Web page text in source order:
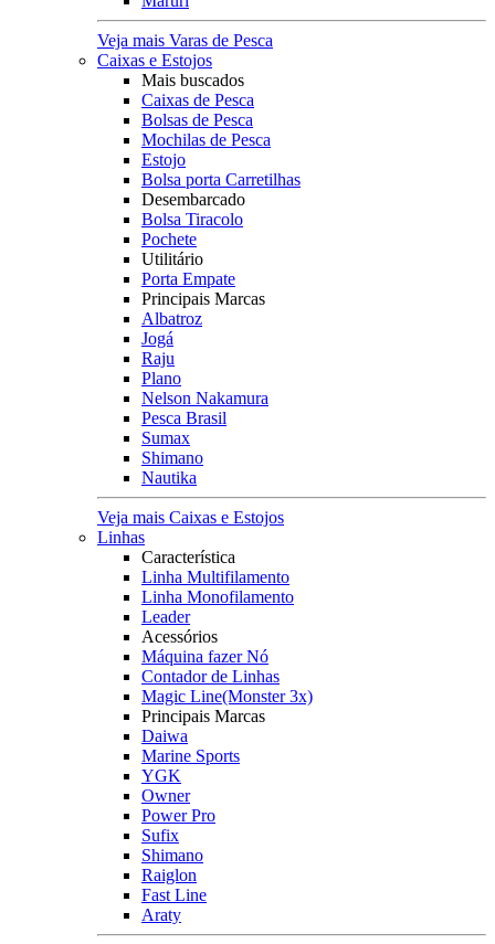
Veja mais Varas de Pesca
Caixas e Estojos
Mais buscados
Caixas de Pesca
Bolsas de Pesca
Mochilas de Pesca
Estojo
Bolsa porta Carretilhas
Desembarcado
Bolsa Tiracolo
Pochete
Utilitário
Porta Empate
Principais Marcas
Albatroz
Jogá
Raju
Plano
Nelson Nakamura
Pesca Brasil
Sumax
Shimano
Nautika
Veja mais Caixas e Estojos
Linhas
Característica
Linha Multifilamento
Linha Monofilamento
Leader
Acessórios
Máquina fazer Nó
Contador de Linhas
Magic Line(Monster 3x)
Principais Marcas
Daiwa
Marine Sports
YGK
Owner
Power Pro
Sufix
Shimano
Raiglon
Fast Line
Araty